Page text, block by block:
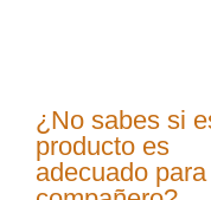
¿No sabes si
producto es
adecuado para